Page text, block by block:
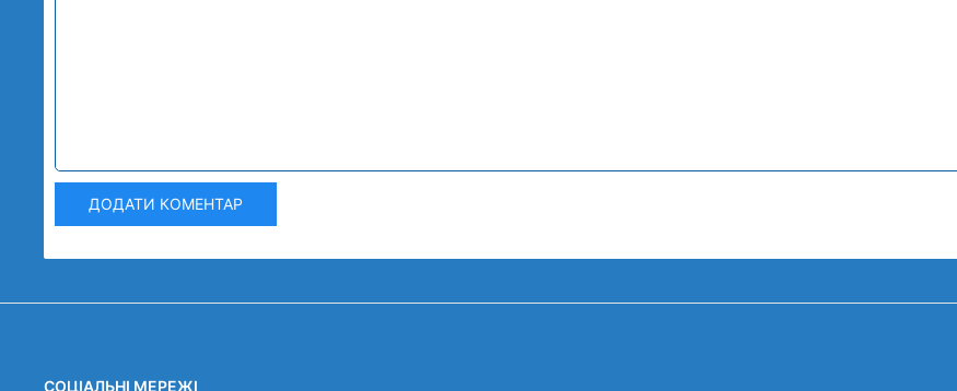
ДОДАТИ КОМЕНТАР
СОЦІАЛЬНІ МЕРЕЖІ